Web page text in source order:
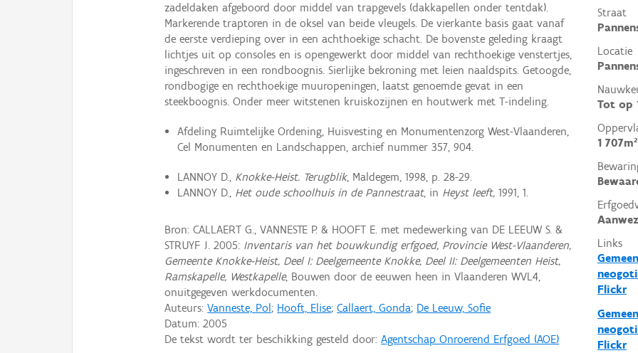
Straat
Locatie
Tot op
1 707m²
Links
Flickr
Flickr
zadeldaken afgeboord door middel van trapgevels (dakkapellen onder tentdak).
Markerende traptoren in de oksel van beide vleugels. De vierkante basis gaat vanaf
de eerste verdieping over in een achthoekige schacht. De bovenste geleding kraagt
lichtjes uit op consoles en is opengewerkt door middel van rechthoekige venstertjes,
ingeschreven in een rondboognis. Sierlijke bekroning met leien naaldspits. Getoogde,
rondbogige en rechthoekige muuropeningen, laatst genoemde gevat in een
steekboognis. Onder meer witstenen kruiskozijnen en houtwerk met T-indeling.
Afdeling Ruimtelijke Ordening, Huisvesting en Monumentenzorg West-Vlaanderen,
Cel Monumenten en Landschappen, archief nummer 357, 904.
LANNOY D., Knokke-Heist. Terugblik, Maldegem, 1998, p. 28-29.
LANNOY D., Het oude schoolhuis in de Pannestraat, in Heyst leeft,1991, 1.
Bron: CALLAERT G., VANNESTE P. & HOOFT E. met medewerking van DE LEEUW S. &
STRUYF J. 2005: Inventaris van het bouwkundig erfgoed, Provincie West-Vlaanderen,
Gemeente Knokke-Heist, Deel I: Deelgemeente Knokke, Deel II: Deelgemeenten Heist,
Ramskapelle, Westkapelle, Bouwen door de eeuwen heen in Vlaanderen WVL4,
onuitgegeven werkdocumenten.
Auteurs:Vanneste, Pol; Hooft, Elise;Callaert, Gonda; De Leeuw, Sofie
Datum:2005
De tekst wordt ter beschikking gesteld door:Agentschap Onroerend Erfgoed (AOE)